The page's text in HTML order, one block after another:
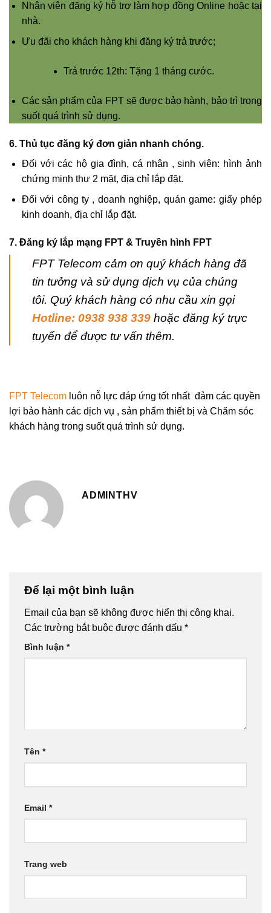
Nhân viên đăng ký hỗ trợ làm hợp đồng Online hoặc tại
nhà.
Ưu đãi cho khách hàng khi đăng ký trả trước;
Trả trước 12th: Tặng 1 tháng cước.
Các sản phẩm của FPT sẽ được bảo hành, bảo trì trong
suốt quá trình sử dụng.
6. Thủ tục đăng ký đơn giản nhanh chóng.
Đối với các hộ gia đình, cá nhân , sinh viên: hình ảnh
chứng minh thư 2 mặt, địa chỉ lắp đặt.
Đối với công ty , doanh nghiệp, quán game: giấy phép
kinh doanh, địa chỉ lắp đặt.
7. Đăng ký lắp mạng FPT & Truyền hình FPT
FPT Telecom cảm ơn quý khách hàng đã
tin tưởng và sử dụng dịch vụ của chúng
tôi. Quý khách hàng có nhu cầu xin gọi
Hotline: 0938 938 339 hoặc đăng ký trực
tuyến để được tư vấn thêm.
FPT Telecom luôn nỗ lực đáp ứng tốt nhất đảm các quyền
lợi bảo hành các dịch vụ , sản phẩm thiết bị và Chăm sóc
khách hàng trong suốt quá trình sử dụng.
ADMINTHV
Để lại một bình luận
Email của bạn sẽ không được hiển thị công khai.
Các trường bắt buộc được đánh dấu *
Bình luận *
Tên *
Email *
Trang web